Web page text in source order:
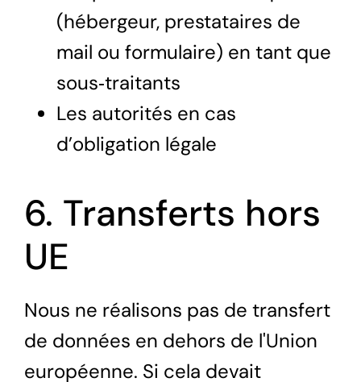
(hébergeur, prestataires de
mail ou formulaire) en tant que
sous‑traitants
Les autorités en cas
d’obligation légale
6. Transferts hors
UE
Nous ne réalisons pas de transfert
de données en dehors de l'Union
européenne. Si cela devait